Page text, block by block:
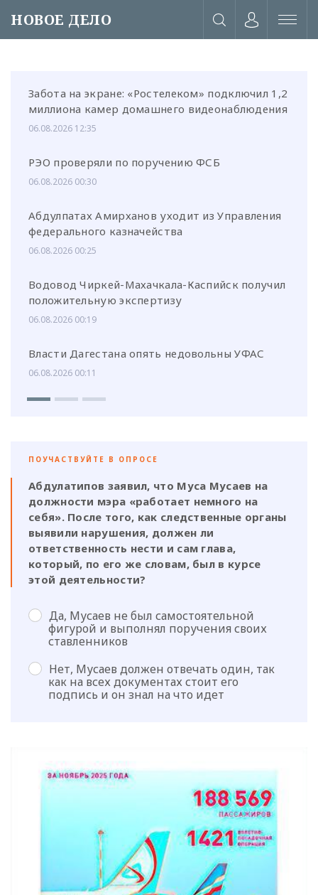
НОВОЕ ДЕЛО
или через соц. сети
Забота на экране: «Ростелеком» подключил 1,2
миллиона камер домашнего видеонаблюдения
06.08.2026 12:35
РЭО проверяли по поручению ФСБ
06.08.2026 00:30
Абдулпатах Амирханов уходит из Управления
федерального казначейства
06.08.2026 00:25
Водовод Чиркей-Махачкала-Каспийск получил
положительную экспертизу
06.08.2026 00:19
Власти Дагестана опять недовольны УФАС
06.08.2026 00:11
ПОУЧАСТВУЙТЕ В ОПРОСЕ
Абдулатипов заявил, что Муса Мусаев на
должности мэра «работает немного на
себя». После того, как следственные органы
выявили нарушения, должен ли
ответственность нести и сам глава,
который, по его же словам, был в курсе
этой деятельности?
Да, Мусаев не был самостоятельной
фигурой и выполнял поручения своих
ставленников
Нет, Мусаев должен отвечать один, так
как на всех документах стоит его
подпись и он знал на что идет